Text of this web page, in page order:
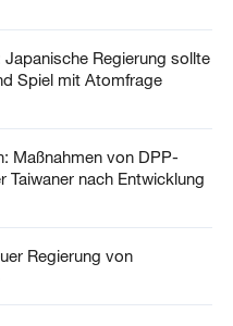
Regierung sollte
Spiel mit Atomfrage
Maßnahmen von DPP-
Taiwaner nach Entwicklung
Regierung von